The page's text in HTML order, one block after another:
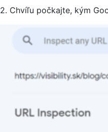
2. Chvíľu počkajte, kým